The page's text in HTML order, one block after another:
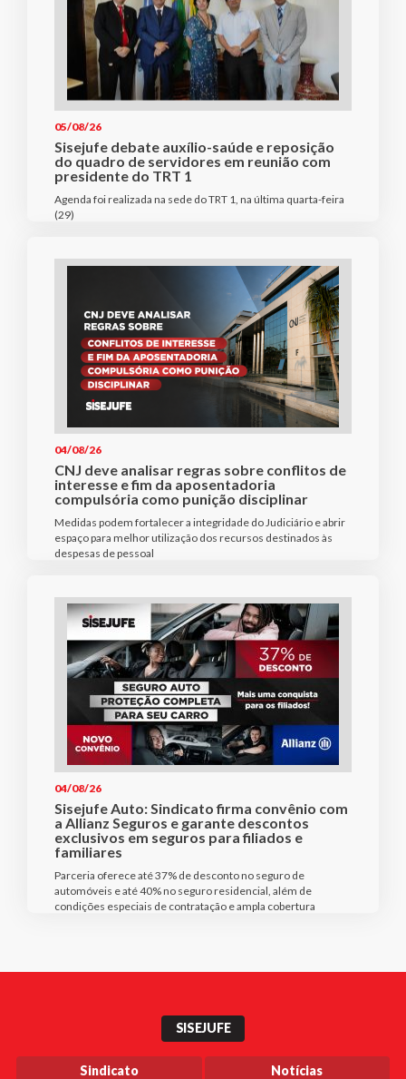
05/08/26
Sisejufe debate auxílio-saúde e reposição
do quadro de servidores em reunião com
presidente do TRT 1
Agenda foi realizada na sede do TRT 1, na última quarta-feira
(29)
04/08/26
CNJ deve analisar regras sobre conflitos de
interesse e fim da aposentadoria
compulsória como punição disciplinar
Medidas podem fortalecer a integridade do Judiciário e abrir
espaço para melhor utilização dos recursos destinados às
despesas de pessoal
04/08/26
Sisejufe Auto: Sindicato firma convênio com
a Allianz Seguros e garante descontos
exclusivos em seguros para filiados e
familiares
Parceria oferece até 37% de desconto no seguro de
automóveis e até 40% no seguro residencial, além de
condições especiais de contratação e ampla cobertura
SISEJUFE
Sindicato Notícias